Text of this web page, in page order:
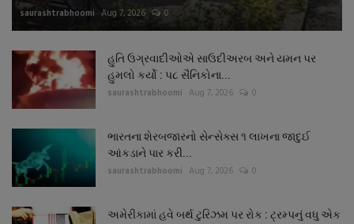
saurashtrabhoomi Aug 7, 2026 0
હુતિ ઉગ્રવાદીઓએ સાઉદીઅરબ અને યમન પર
હુમલો કર્યો : પ૮ સૈનિકોના...
saurashtrabhoomi Aug 7, 2026 0
ભારતના શેરબજારનો સેન્સેક્સ ૧ લાખના જાદુઈ
આંકડાને પાર કરી...
saurashtrabhoomi Aug 7, 2026 0
અમેરીકામાં હવે બર્થ ટુરિઝમ પર રોક : ટ્રમ્પનું વધુ એક